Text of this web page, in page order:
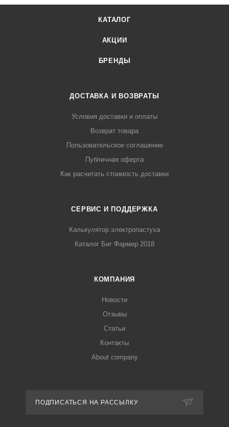
КАТАЛОГ
АКЦИИ
БРЕНДЫ
ДОСТАВКА И ВОЗВРАТЫ
Условия доставки и оплаты
Возврат товара
Пользовательское соглашение
Публичная оферта
Как расчитать стоимость доставки
СЕРВИС И ПОДДЕРЖКА
Калькулятор электропастуха
Каталог Биг Фармер 2018
КОМПАНИЯ
Новости
Отзывы
Статьи
Контакты
About company
ПОДПИСАТЬСЯ НА РАССЫЛКУ